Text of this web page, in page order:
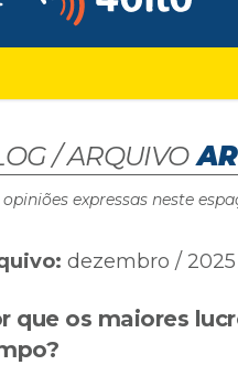
/ ARQUIVO
opiniões expressas neste
dezembro / 2025
que os maiores